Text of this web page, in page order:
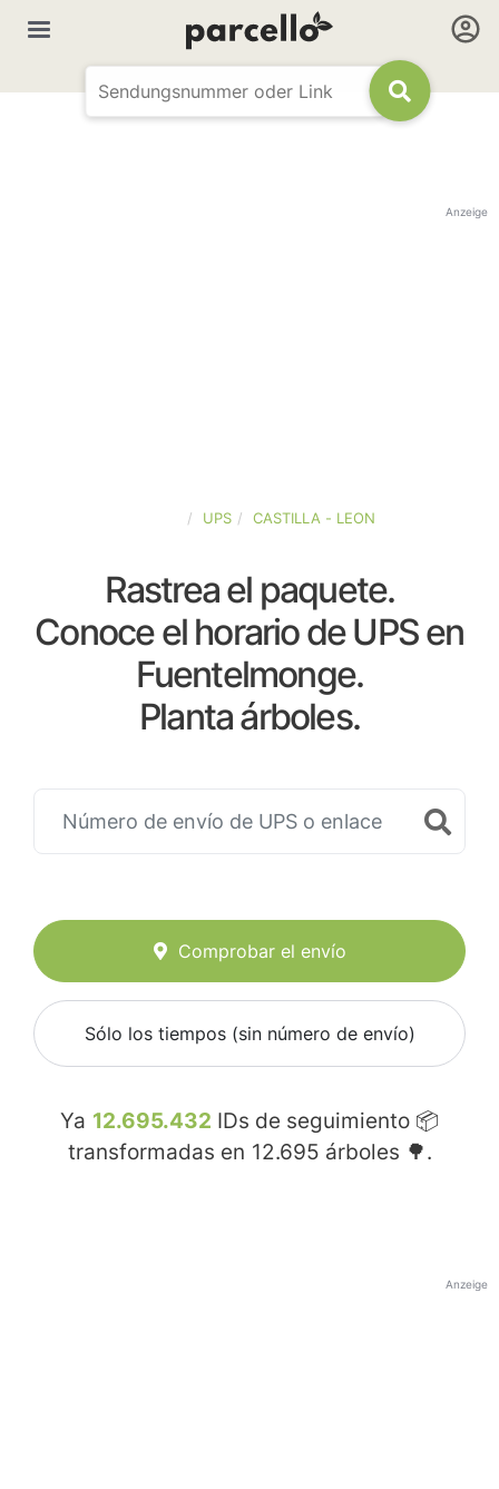
Anzeige
UPS CASTILLA - LEON
Rastrea el paquete.
Conoce el horario de UPS en
Fuentelmonge.
Planta árboles.
Comprobar el envío
Sólo los tiempos (sin número de envío)
Ya 12.695.432 IDs de seguimiento 📦
transformadas en 12.695 árboles 🌳.
Anzeige